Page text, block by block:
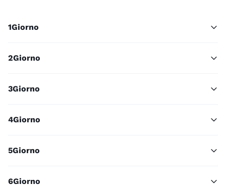
1Giorno
2Giorno
3Giorno
4Giorno
5Giorno
6Giorno